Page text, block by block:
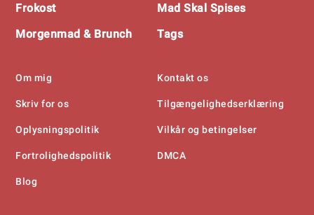
Frokost
Morgenmad & Brunch
Mad Skal Spises
Tags
Om mig
Skriv for os
Oplysningspolitik
Fortrolighedspolitik
Blog
Kontakt os
Tilgængelighedserklæring
Vilkår og betingelser
DMCA